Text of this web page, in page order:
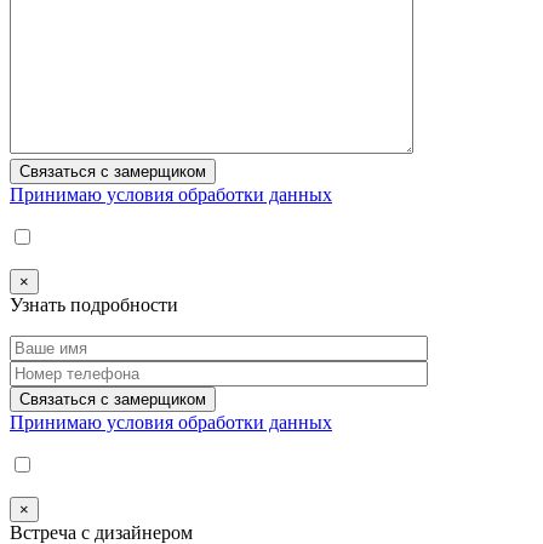
Принимаю условия обработки данных
×
Узнать подробности
Принимаю условия обработки данных
×
Встреча с дизайнером